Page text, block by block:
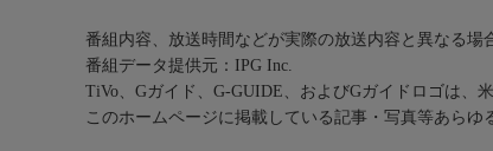
番組内容、放送時間などが実際の放送内容と異なる場
番組データ提供元：IPG Inc.
TiVo、Gガイド、G-GUIDE、およびGガイドロゴは、
このホームページに掲載している記事・写真等あらゆ